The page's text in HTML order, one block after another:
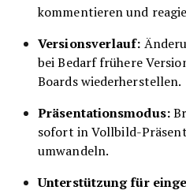
kommentieren und
Versionsverlauf:
bei Bedarf frühere
Boards wiederherstellen.
Präsentationsmodus:
sofort in Vollbild-
umwandeln.
Unterstützung für